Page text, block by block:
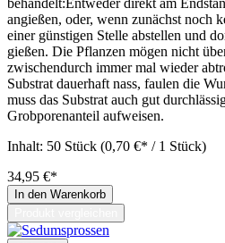
behandelt:Entweder direkt am
angießen, oder, wenn zunächst noch
einer günstigen Stelle abstellen und
gießen. Die Pflanzen mögen nicht
zwischendurch immer mal wieder
Substrat dauerhaft nass, faulen die
muss das Substrat auch gut
Grobporenanteil aufweisen.
Inhalt: 50 Stück (0,70 €* / 1 Stück)
34,95 €*
In den Warenkorb